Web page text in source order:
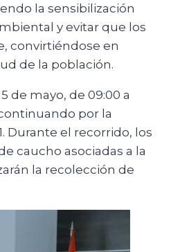
la sensibilización
y evitar que los
convirtiéndose en
de la población.
de mayo, de 09:00 a
por la
Durante el recorrido, los
caucho asociadas a la
la recolección de